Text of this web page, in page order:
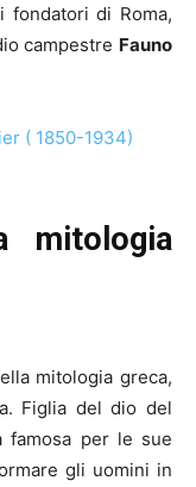
fondatori di Roma,
campestre Fauno
mitologia
mitologia greca,
Figlia del dio del
famosa per le sue
gli uomini in